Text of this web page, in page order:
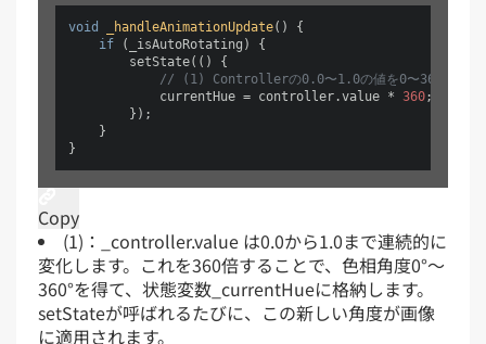
void _handleAnimationUpdate()
{
if (_isAutoRotating) {
        setState(() {
// (1) Controllerの0.0〜1.0の値を0〜360度にマ
            currentHue = controller.value *
360 ;
        });
    }
}
Copy
(1)：_controller.value は0.0から1.0まで連続的に
変化します。これを360倍することで、色相角度0°〜
360°を得て、状態変数_currentHueに格納します。
setStateが呼ばれるたびに、この新しい角度が画像
に適用されます。